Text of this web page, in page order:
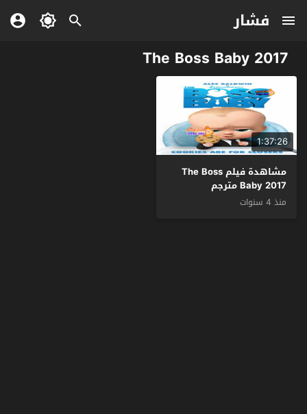
فشار
The Boss Baby 2017
1:37:26
مشاهدة فيلم The Boss
Baby 2017 مترجم
منذ 4 سنوات